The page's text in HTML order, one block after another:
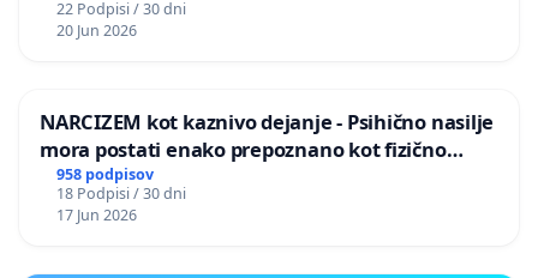
22 Podpisi / 30 dni
20 Jun 2026
NARCIZEM kot kaznivo dejanje - Psihično nasilje
mora postati enako prepoznano kot fizično
nasilje
958 podpisov
18 Podpisi / 30 dni
17 Jun 2026